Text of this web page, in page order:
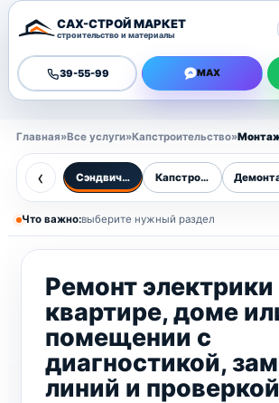
САХ-СТРОЙ МАРКЕТ
строительство и материалы
39-55-99 MAX
Главная»Все услуги»Капстроительство»
‹ Сэндвич-панелиКапстроительство
Что важно:выберите нужный раздел
Ремонт электрики
квартире, доме
помещении с
диагностикой,
линий и